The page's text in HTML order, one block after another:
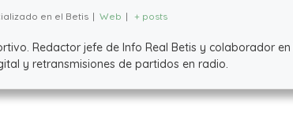
en el Betis | Web | + posts
Redactor jefe de Info Real Betis y colaborador en
y retransmisiones de partidos en radio.